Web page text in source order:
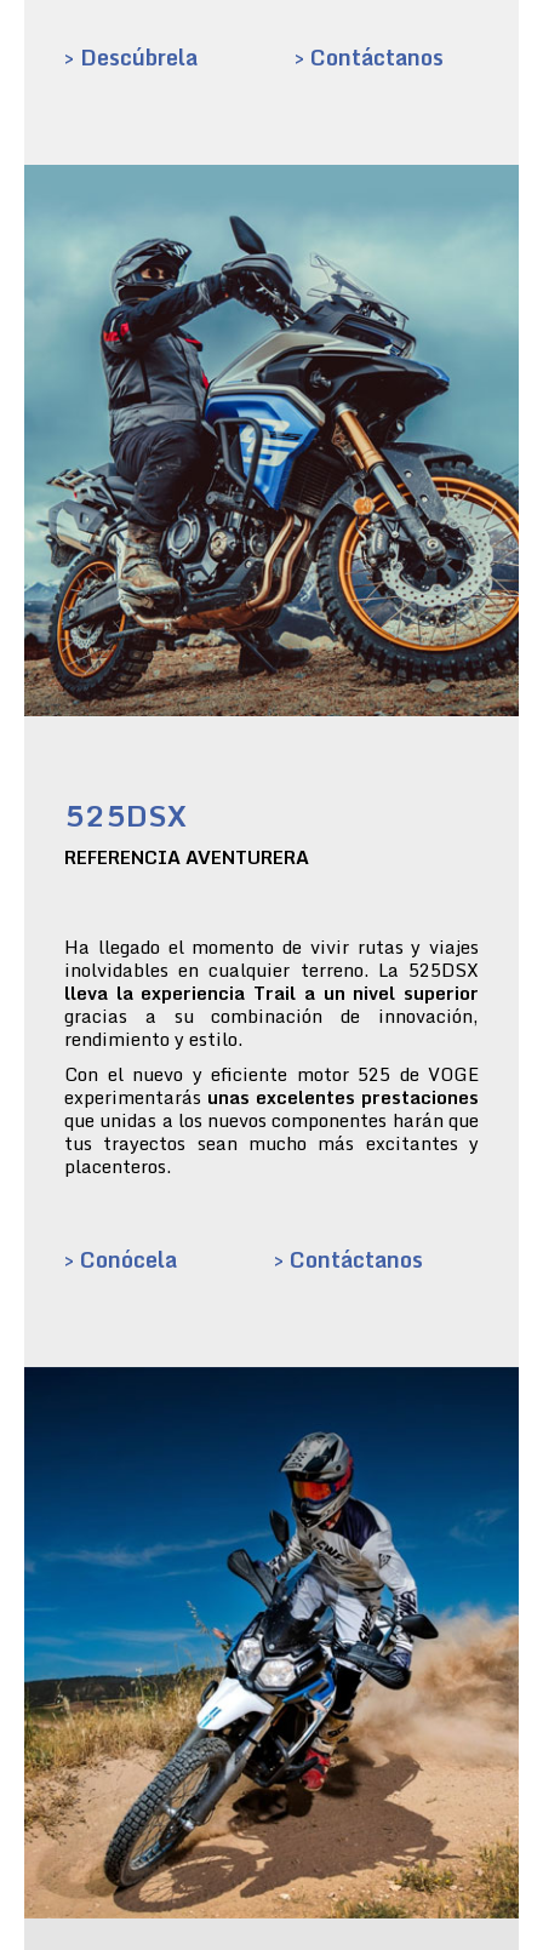
> Descúbrela > Contáctanos
525DSX
REFERENCIA AVENTURERA
Ha llegado el momento de vivir rutas y viajes
inolvidables en cualquier terreno. La 525DSX
lleva la experiencia Trail a un nivel superior
gracias a su combinación de innovación,
rendimiento y estilo.
Con el nuevo y eficiente motor 525 de VOGE
experimentarás unas excelentes prestaciones
que unidas a los nuevos componentes harán que
tus trayectos sean mucho más excitantes y
placenteros.
> Conócela > Contáctanos